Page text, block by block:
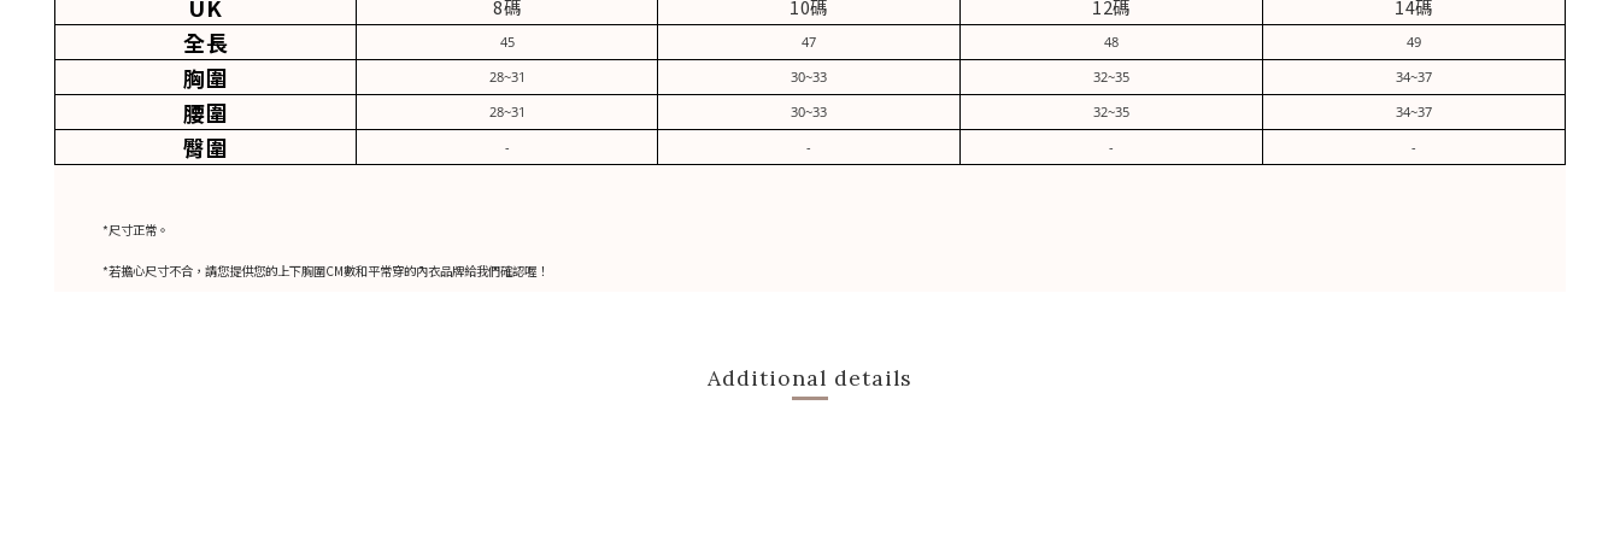
UK 8碼 10碼 12碼 14碼
全長 45 47 48 49
胸圍 28~31 30~33 32~35 34~37
腰圍 28~31 30~33 32~35 34~37
臀圍 - - - -
*尺寸正常。
*若擔心尺寸不合，請您提供您的上下胸圍CM數和平常穿的內衣品牌給我們確認喔！
Additional details